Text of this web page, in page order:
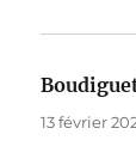
13 février